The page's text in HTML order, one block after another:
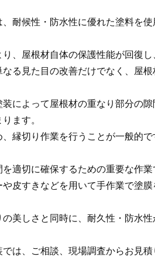
、耐候性・防水性に優れた塗料を
り、屋根材自体の保護性能が回復
なる見た目の改善だけでなく、屋
装によって屋根材の重なり部分の
ます。
、縁切り作業を行うことが一般的で
を適切に確保するための重要な作
や皮すきなどを用いて手作業で塗
の美しさと同時に、耐久性・防水
では、ご相談、現場調査からお見